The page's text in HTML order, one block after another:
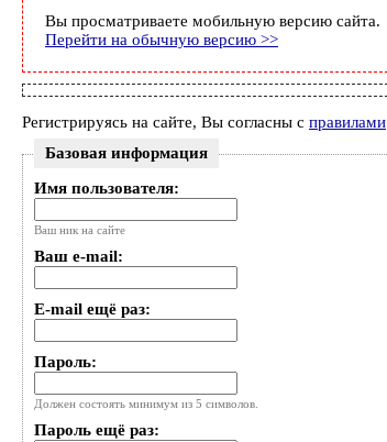
Вы просматриваете мобильную версию сайта.
Перейти на обычную версию >>
Регистрируясь на сайте, Вы согласны с правилами
Базовая информация
Имя пользователя:
Ваш ник на сайте
Ваш e-mail:
E-mail ещё раз:
Пароль:
Должен состоять минимум из 5 символов.
Пароль ещё раз: